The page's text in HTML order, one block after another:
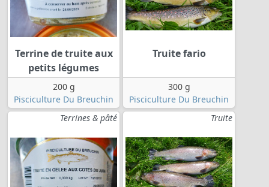
Terrine de truite aux
petits légumes
200 g
Pisciculture Du Breuchin
Truite fario
300 g
Pisciculture Du Breuchin
Terrines & pâté
Truite